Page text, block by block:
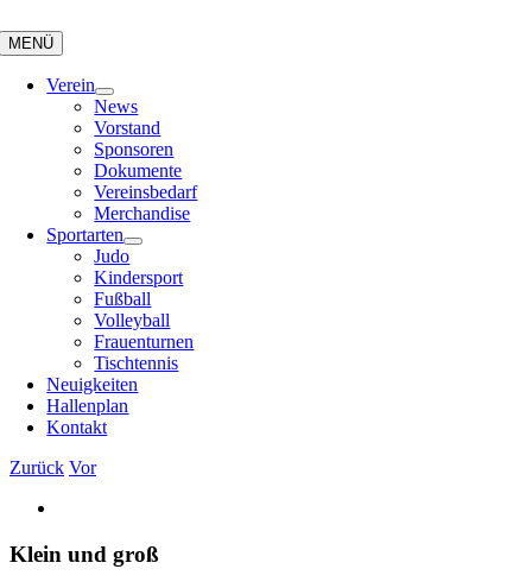
Inhalt
springen
MENÜ
Verein
News
Vorstand
Sponsoren
Dokumente
Vereinsbedarf
Merchandise
Sportarten
Judo
Kindersport
Fußball
Volleyball
Frauenturnen
Tischtennis
Neuigkeiten
Hallenplan
Kontakt
Zurück Vor
Bild
Klein und groß